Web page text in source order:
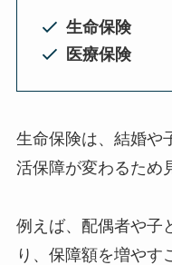
生命保険
医療保険
生命保険は、結婚や
活保障が変わるため
例えば、配偶者や子
り、保障額を増やす